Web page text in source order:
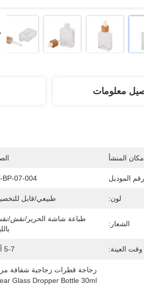
معلومات
مكان المنشأ
رقم الموديل BP-07-004
لون: طبيعي/قابل
الشعار:
وقت العينة: 5-7 أيام
زجاجة قطرات زجاجية شفافة مربعة,زجاج شفاف 30
Glass Dropper Bottle 30ml